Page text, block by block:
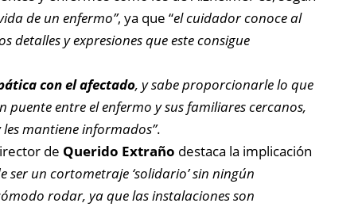
de un enfermo”, ya que “el cuidador conoce al
detalles y expresiones que este consigue
con el afectado, y sabe proporcionarle lo que
entre el enfermo y sus familiares cercanos,
mantiene informados”.
de Querido Extraño destaca la implicación
un cortometraje ‘solidario’ sin ningún
rodar, ya que las instalaciones son